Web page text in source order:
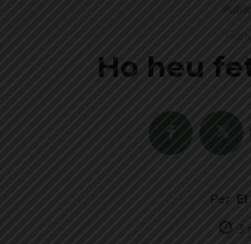
Ho heu
Per
3